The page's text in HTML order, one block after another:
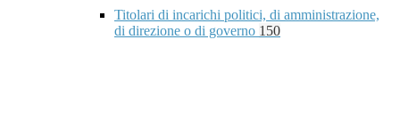
Titolari di incarichi politici, di amministrazione,
di direzione o di governo 150